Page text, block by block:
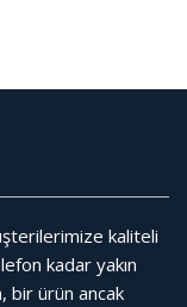
kaliteli
kadar yakın
bir ürün ancak